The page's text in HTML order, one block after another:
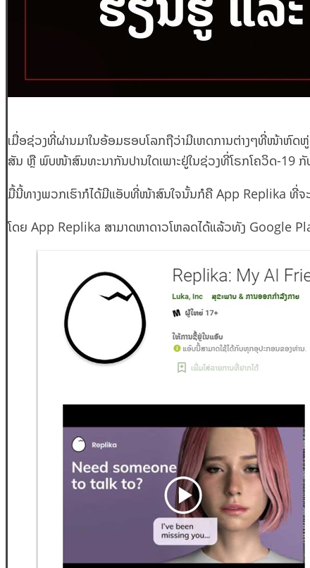
ເມື່ອຊ່ວງທີ່ຜ່ານມາໃນອ້ອມຮອບໂລກຖືວ່າມີເຫດການຕ່າງໆທີ່ໜ້າຫົ
ສັນ ຫຼື ພົບໜ້າສົນທະນາກັນປານໃດເພາະຢູ່ໃນຊ່ວງທີ່ໂຣກໂຄວິດ-19 ກັ
ມື້ນີ້ທາງພວກເຮົາກໍໄດ້ມີແອັບທີ່ໜ້າສົນໃຈນັ້ນກໍຄື App Replika ທີ່ຈະ
ໂດຍ App Replika ສາມາດຫາດາວໂຫລດໄດ້ແລ້ວທັງ Google